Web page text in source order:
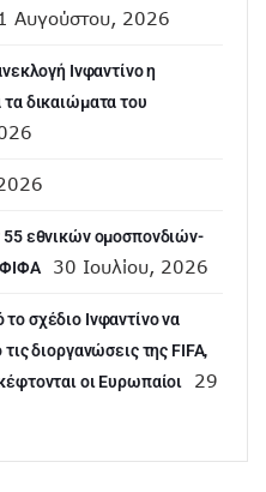
1 Αυγούστου, 2026
Ινφαντίνο η
δικαιώματα του
55 εθνικών ομοσπονδιών-
30 Ιουλίου, 2026
σχέδιο Ινφαντίνο να
διοργανώσεις της FIFA,
οι Ευρωπαίοι
29